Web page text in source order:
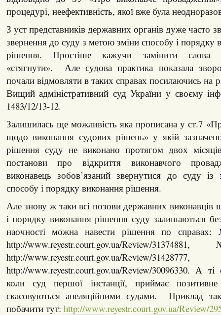
процедурі, неефективність, якої вже була
З уст представників державних органів дуже часто
звернення до суду з метою зміни способу і порядку
рішення. Простіше кажучи замінити слова
«стягнути». Але судова практика показала
почали відмовляти в таких справах посилаючись на
Вищий адміністративний суд України у своєму
1483/12/13-12.
Залишилась ще можливість яка прописана у ст.7
щодо виконання судових рішень» у якій
рішення суду не виконано протягом двох
постанови про відкриття виконавчого
виконавець зобов’язаний звернутися до суду
способу і порядку виконання рішення.
Але знову ж таки всі позови державних виконавців
і порядку виконання рішення суду залишаються
наочності можна навести рішення по
http://www.reyestr.court.gov.ua/Review/
http://www.reyestr.court.gov.ua/Review/
http://www.reyestr.court.gov.ua/Review/30096330. А
коли суд першої інстанції, приймає
скасовуються апеляційними судами. Приклад
побачити тут: http://www.reyestr.court.gov.ua/Review/